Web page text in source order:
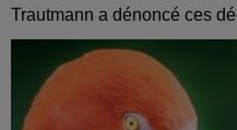
Trautmann a dénoncé ces